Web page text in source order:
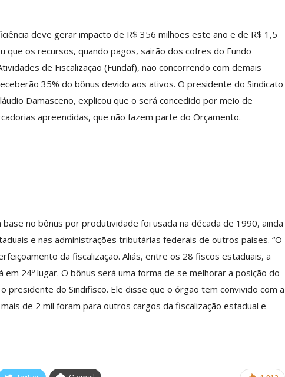
deve gerar impacto de R$ 356 milhões este ano e de R$ 1,5
que os recursos, quando pagos, sairão dos cofres do Fundo
de Fiscalização (Fundaf), não concorrendo com demais
35% do bônus devido aos ativos. O presidente do Sindicato
Damasceno, explicou que o será concedido por meio de
apreendidas, que não fazem parte do Orçamento.
no bônus por produtividade foi usada na década de 1990, ainda
e nas administrações tributárias federais de outros países. “O
da fiscalização. Aliás, entre os 28 fiscos estaduais, a
24º lugar. O bônus será uma forma de se melhorar a posição do
presidente do Sindifisco. Ele disse que o órgão tem convivido com a
de 2 mil foram para outros cargos da fiscalização estadual e